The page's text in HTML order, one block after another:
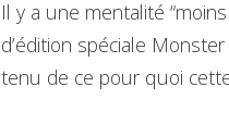
Il y a une mentalité
d’édition spéciale
tenu de ce pour quoi